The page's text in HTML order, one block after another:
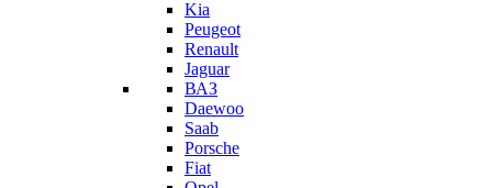
Kia
Peugeot
Renault
Jaguar
ВАЗ
Daewoo
Saab
Porsche
Fiat